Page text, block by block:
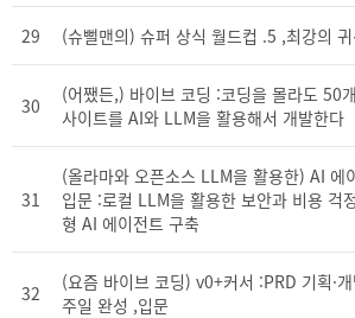
29 (슈뻘맨의) 슈퍼 상식 월드컵 .5 ,최강의
30
(어쨌든,) 바이브 코딩 :코딩을 몰라도 50
사이트를 AI와 LLM을 활용해서 개발한다
31
(올라마와 오픈소스 LLM을 활용한) AI 에
입문 :로컬 LLM을 활용한 보안과 비용 걱
형 AI 에이전트 구축
32
(요즘 바이브 코딩) v0+커서 :PRD 기획·개
주일 완성 ,입문